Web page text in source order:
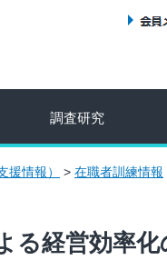
調査研究
援情報） > 在職者訓練情報
る経営効率化